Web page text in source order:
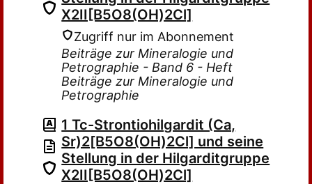
X2II[B5O8(OH)2Cl]
Zugriff nur im Abonnement
Beiträge zur Mineralogie und
Petrographie - Band 6 - Heft
Beiträge zur Mineralogie und
Petrographie
1 Tc-Strontiohilgardit (Ca,
Sr)2[B5O8(OH)2Cl] und seine
Stellung in der Hilgarditgruppe
X2II[B5O8(OH)2Cl]